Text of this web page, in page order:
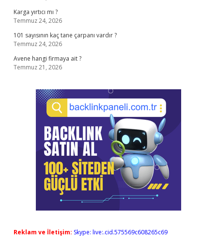
Karga yırtıcı mı ?
Temmuz 24, 2026
101 sayısının kaç tane çarpanı vardır ?
Temmuz 24, 2026
Avene hangi firmaya ait ?
Temmuz 21, 2026
Reklam ve İletişim: Skype: live:.cid.575569c608265c69